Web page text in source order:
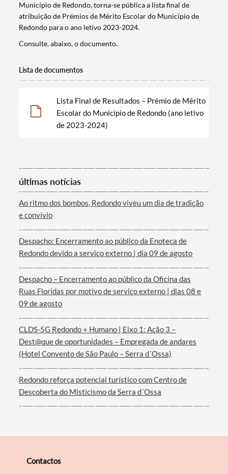
Termo de Pesquisa
Categorias gerais
Município de Redondo, torna-se pública a lista final de
atribuição de Prémios de Mérito Escolar do Município de
Redondo para o ano letivo 2023-2024.
Consulte, abaixo, o documento.
Lista de documentos
Lista Final de Resultados – Prémio de Mérito
Escolar do Município de Redondo (ano letivo
de 2023-2024)
últimas notícias
Ao ritmo dos bombos, Redondo viveu um dia de tradição
e convívio
Despacho: Encerramento ao público da Enoteca de
Redondo devido a serviço externo | dia 09 de agosto
Despacho – Encerramento ao público da Oficina das
Ruas Floridas por motivo de serviço externo | dias 08 e
09 de agosto
CLDS-5G Redondo + Humano | Eixo 1: Ação 3 –
Dest@que de oportunidades – Empregada de andares
(Hotel Convento de São Paulo – Serra d´Ossa)
Redondo reforça potencial turístico com Centro de
Descoberta do Misticismo da Serra d´Ossa
Contactos